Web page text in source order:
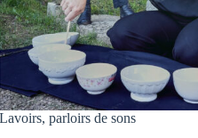
Lavoirs, parloirs de sons